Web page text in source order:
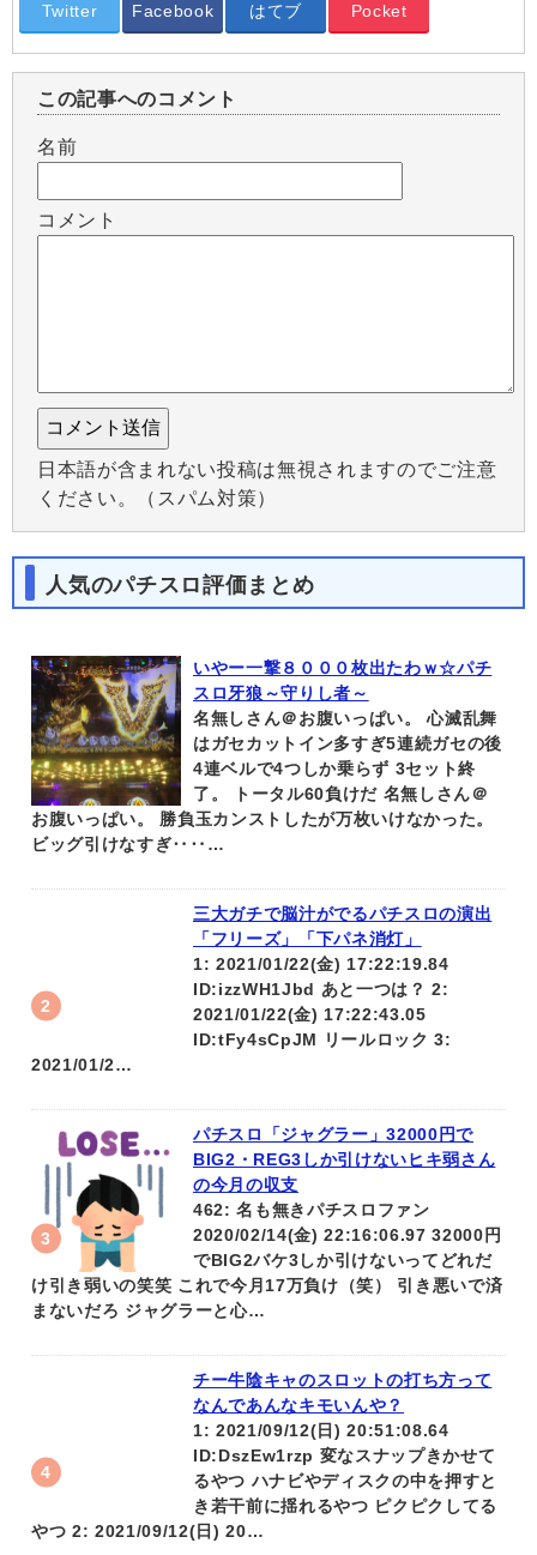
Twitter Facebook はてブ Pocket
この記事へのコメント
名前
コメント
日本語が含まれない投稿は無視されますのでご注意
ください。（スパム対策）
人気のパチスロ評価まとめ
いやー一撃８０００枚出たわｗ☆パチ
スロ牙狼～守りし者～
名無しさん＠お腹いっぱい。 心滅乱舞
はガセカットイン多すぎ5連続ガセの後
4連ベルで4つしか乗らず 3セット終
了。 トータル60負けだ 名無しさん＠
お腹いっぱい。 勝負玉カンストしたが万枚いけなかった。
ビッグ引けなすぎ‥‥…
三大ガチで脳汁がでるパチスロの演出
「フリーズ」「下パネ消灯」
1: 2021/01/22(金) 17:22:19.84
ID:izzWH1Jbd あと一つは？ 2:
2021/01/22(金) 17:22:43.05
ID:tFy4sCpJM リールロック 3:
2021/01/2…
パチスロ「ジャグラー」32000円で
BIG2・REG3しか引けないヒキ弱さん
の今月の収支
462: 名も無きパチスロファン
2020/02/14(金) 22:16:06.97 32000円
でBIG2バケ3しか引けないってどれだ
け引き弱いの笑笑 これで今月17万負け（笑） 引き悪いで済
まないだろ ジャグラーと心…
チー牛陰キャのスロットの打ち方って
なんであんなキモいんや？
1: 2021/09/12(日) 20:51:08.64
ID:DszEw1rzp 変なスナップきかせて
るやつ ハナビやディスクの中を押すと
き若干前に揺れるやつ ピクピクしてる
やつ 2: 2021/09/12(日) 20…